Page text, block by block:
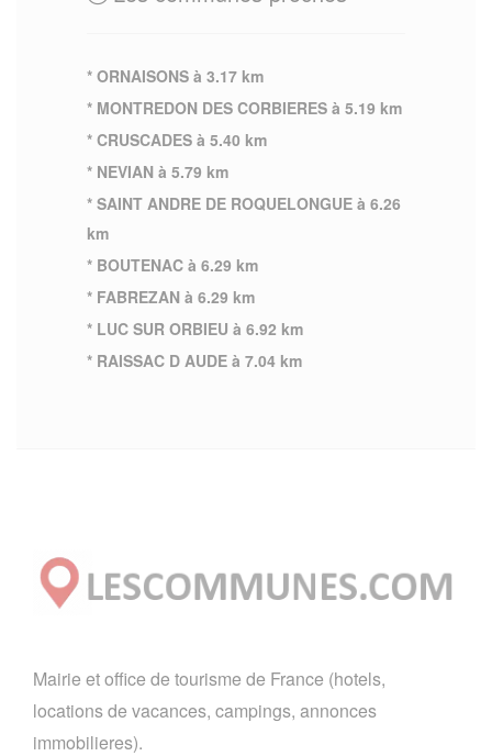
* ORNAISONS à 3.17 km
* MONTREDON DES CORBIERES à 5.19 km
* CRUSCADES à 5.40 km
* NEVIAN à 5.79 km
* SAINT ANDRE DE ROQUELONGUE à 6.26
km
* BOUTENAC à 6.29 km
* FABREZAN à 6.29 km
* LUC SUR ORBIEU à 6.92 km
* RAISSAC D AUDE à 7.04 km
Mairie et office de tourisme de France (hotels,
locations de vacances, campings, annonces
immobilieres).